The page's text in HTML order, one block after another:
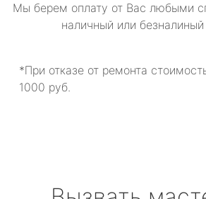
Мы берем оплату от Вас любыми
наличный или
*При отказе от ремонта
1000 руб.